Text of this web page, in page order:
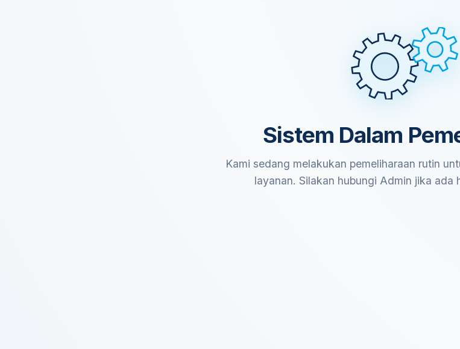
Sistem Dalam
Kami sedang melakukan pemeliharaan rutin
layanan. Silakan hubungi Admin jika ada